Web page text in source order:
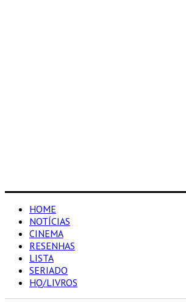
HOME
NOTÍCIAS
CINEMA
RESENHAS
LISTA
SERIADO
HQ/LIVROS